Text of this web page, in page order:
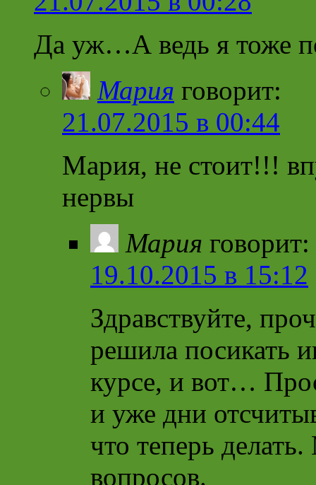
Да уж…А ведь я тоже
Мария говорит:
21.07.2015 в 00:44
Мария, не стоит!!!
нервы
Мария говорит:
19.10.2015 в 15:12
Здравствуйте,
решила посикать
курсе, и вот…
и уже дни
что теперь
вопросов.